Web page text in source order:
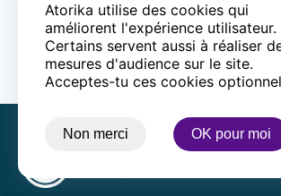
Atorika utilise des cookies qui
améliorent l'expérience utilisateur.
Certains servent aussi à réaliser
mesures d'audience sur le site.
Acceptes-tu ces cookies
Non merci OK pour moi
PAIEMENT 100% SÉCURISÉ
AVIS CLIENTS